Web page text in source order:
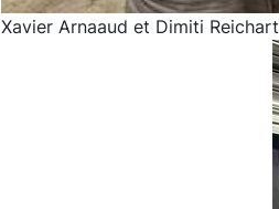
Xavier Arnaaud et Dimiti Reichart